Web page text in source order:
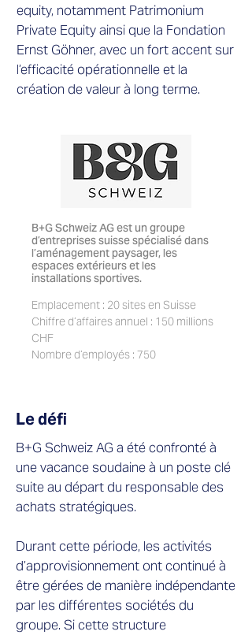
equity, notamment Patrimonium
Private Equity ainsi que la Fondation
Ernst Göhner, avec un fort accent sur
l’efficacité opérationnelle et la
création de valeur à long terme.
B+G Schweiz AG est un groupe
d’entreprises suisse spécialisé dans
l’aménagement paysager, les
espaces extérieurs et les
installations sportives.
Emplacement : 20 sites en Suisse
Chiffre d’affaires annuel : 150 millions
CHF
Nombre d’employés : 750
Le défi
B+G Schweiz AG a été confronté à
une vacance soudaine à un poste clé
suite au départ du responsable des
achats stratégiques.
Durant cette période, les activités
d’approvisionnement ont continué à
être gérées de manière indépendante
par les différentes sociétés du
groupe. Si cette structure